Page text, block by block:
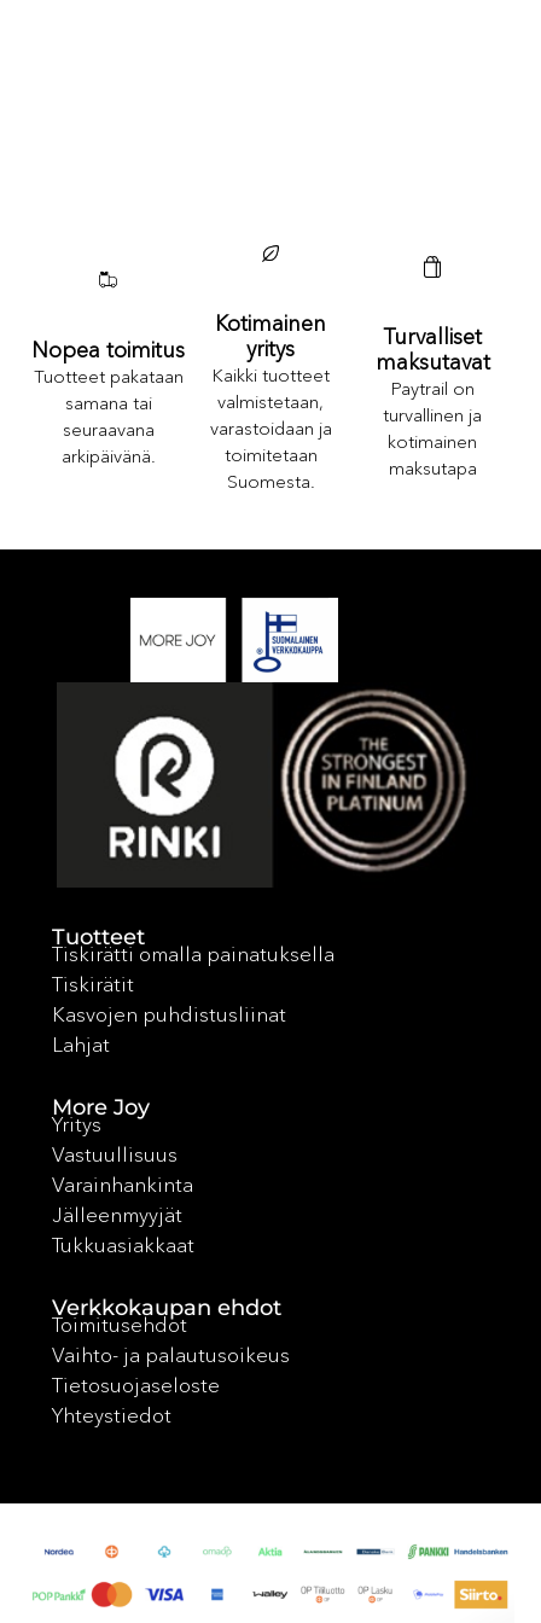
Nopea toimitus
Tuotteet pakataan
samana tai
seuraavana
arkipäivänä.
Kotimainen
yritys
Kaikki tuotteet
valmistetaan,
varastoidaan ja
toimitetaan
Suomesta.
Turvalliset
maksutavat
Paytrail on
turvallinen ja
kotimainen
maksutapa
Tuotteet
Tiskirätti omalla painatuksella
Tiskirätit
Kasvojen puhdistusliinat
Lahjat
More Joy
Yritys
Vastuullisuus
Varainhankinta
Jälleenmyyjät
Tukkuasiakkaat
Verkkokaupan ehdot
Toimitusehdot
Vaihto- ja palautusoikeus
Tietosuojaseloste
Yhteystiedot